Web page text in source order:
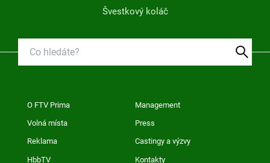
Švestkový koláč
O FTV Prima Management
Volná místa Press
Reklama Castingy a výzvy
HbbTV Kontakty